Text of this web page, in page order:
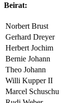
Beirat:
Norbert Brust
Gerhard Dreyer
Herbert Jochim
Bernie Johann
Theo Johann
Willi Kupper II
Marcel Schuschu